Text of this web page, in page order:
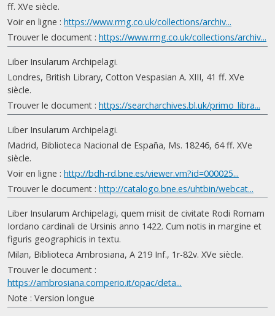
ff. XVe siècle.
Voir en ligne : https://www.rmg.co.uk/collections/archiv...
Trouver le document : https://www.rmg.co.uk/collections/archiv...
Liber Insularum Archipelagi.
Londres, British Library, Cotton Vespasian A. XIII, 41 ff. XVe
siècle.
Trouver le document : https://searcharchives.bl.uk/primo_libra...
Liber Insularum Archipelagi.
Madrid, Biblioteca Nacional de España, Ms. 18246, 64 ff. XVe
siècle.
Voir en ligne : http://bdh-rd.bne.es/viewer.vm?id=000025...
Trouver le document : http://catalogo.bne.es/uhtbin/webcat...
Liber Insularum Archipelagi, quem misit de civitate Rodi Romam
Iordano cardinali de Ursinis anno 1422. Cum notis in margine et
figuris geographicis in textu.
Milan, Biblioteca Ambrosiana, A 219 Inf., 1r-82v. XVe siècle.
Trouver le document :
https://ambrosiana.comperio.it/opac/deta...
Note : Version longue